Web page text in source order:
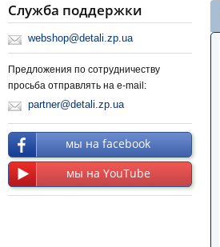
Служба поддержки
webshop@detali.zp.ua
Предложения по сотрудничеству
просьба отправлять на e-mail:
partner@detali.zp.ua
мы на facebook
мы на YouTube